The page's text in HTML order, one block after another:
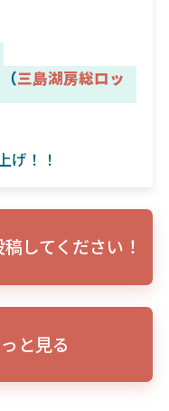
三島湖房総ロッ
げ！！
してください！
と見る